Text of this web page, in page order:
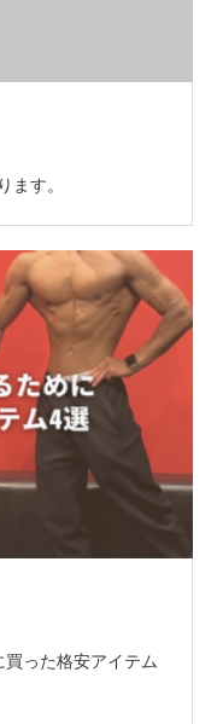
ます。
買った格安アイテム